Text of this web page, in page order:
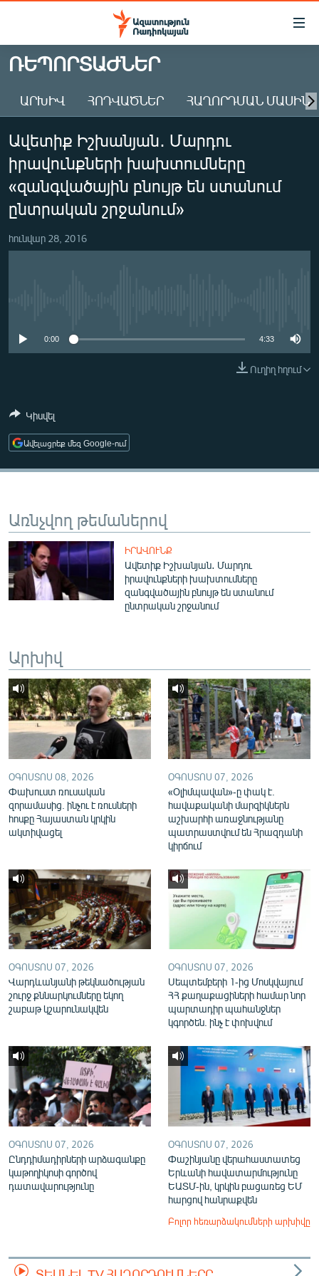
Մատչելիության
Անցնել
հիմնական
Անցնել
հիմնական
մենյուին
Որոնում
ԱԶԱՏՈՒԹՅՈՒՆ TV
ՀԱՅԱՍՏԱՆ
ԸՆՏՐՈՒԹՅՈՒՆՆԵՐ 2026
ԻՐԱՎՈՒՆՔ
ՀԱՍԱՐԱԿՈՒԹՅՈՒՆ
ՂԱՐԱԲԱՂ
ՄԻՋԱԶԳԱՅԻՆ
ՄՇԱԿՈՒՅԹ
ՄԵԿՆԱԲԱՆՈՒԹՅՈՒՆ
ՏՏ ԵՒ ԻՆՏԵՐՆԵՏ
ԲԱՆԱՎԵՃ
ՁԳՏԵԼՈՎ ԼԱՎԱԳՈՒՅՆԻՆ
ՓՈԴՔԱՍԹ
English
Русский
ՀԵՏԵՎԵՔ ՄԵԶ
«Ազատության» բոլոր կայքերը
ՌԵՊՈՐՏԱԺՆԵՐ
ԱՐԽԻՎ ՀՈԴՎԱԾՆԵՐ ՀԱՂՈՐԴՄԱՆ ՄԱՍԻՆ
Ավետիք Իշխանյան․ Մարդու
իրավունքների խախտումները
«զանգվածային բնույթ են ստանում
ընտրական շրջանում»
հունվար 28, 2016
0:00 4:33
Ուղիղ հղում
Կիսվել
Ավելացրեք մեզ Google-ում
Առնչվող թեմաներով
ԻՐԱՎՈՒՆՔ
Ավետիք Իշխանյան․ Մարդու
իրավունքների խախտումները
զանգվածային բնույթ են ստանում
ընտրական շրջանում
Արխիվ
ՕԳՈՍՏՈՍ 08, 2026
Փախուստ ռուսական
զորամասից. ինչու է ռուսների
հոսքը Հայաստան կրկին
ակտիվացել
ՕԳՈՍՏՈՍ 07, 2026
«Օլիմպավան»-ը փակ է.
հավաքականի մարզիկներն
աշխարհի առաջնությանը
պատրաստվում են Հրազդանի
կիրճում
ՕԳՈՍՏՈՍ 07, 2026
Վարդևանյանի թեկնածության
շուրջ քննարկումները եկող
շաբաթ կշարունակվեն
ՕԳՈՍՏՈՍ 07, 2026
Սեպտեմբերի 1-ից Մոսկվայում
ՀՀ քաղաքացիների համար նոր
պարտադիր պահանջներ
կգործեն. ինչ է փոխվում
ՕԳՈՍՏՈՍ 07, 2026
Ընդդիմադիրների արձագանքը
կաթողիկոսի գործով
դատավարությունը
ՕԳՈՍՏՈՍ 07, 2026
Փաշինյանը վերահաստատեց
Երևանի հավատարմությունը
ԵԱՏՄ-ին, կրկին բացառեց ԵՄ
հարցով հանրաքվեն
Բոլոր հեռարձակումների արխիվը